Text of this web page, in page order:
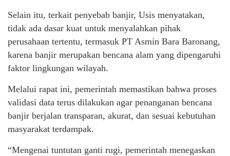
Selain itu, terkait penyebab banjir, Usis menyatakan,
tidak ada dasar kuat untuk menyalahkan pihak
perusahaan tertentu, termasuk PT Asmin Bara Baronang,
karena banjir merupakan bencana alam yang dipengaruhi
faktor lingkungan wilayah.
Melalui rapat ini, pemerintah memastikan bahwa proses
validasi data terus dilakukan agar penanganan bencana
banjir berjalan transparan, akurat, dan sesuai kebutuhan
masyarakat terdampak.
“Mengenai tuntutan ganti rugi, pemerintah menegaskan